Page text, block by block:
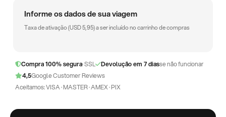
Informe os dados de sua viagem
Taxa de ativação (USD5,95) a ser incluído no carrinho de compras
Compra 100% segura· SSL Devolução em 7 diasse não funcionar
4,5Google Customer Reviews
Aceitamos: VISA · MASTER · AMEX · PIX